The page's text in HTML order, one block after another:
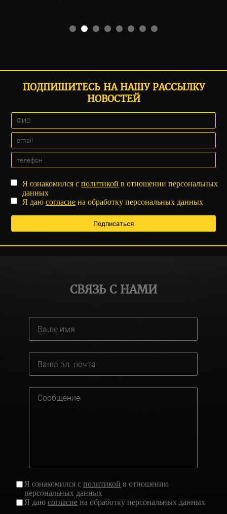
ПОДПИШИТЕСЬ НА НАШУ РАССЫЛКУ
НОВОСТЕЙ
Я ознакомился сполитикой в отношении персональных
данных
Я даюсогласие на обработку персональных данных
СВЯЗЬ С НАМИ
Я ознакомился сполитикой в отношении
персональных данных
Я даюсогласие на обработку персональных данных